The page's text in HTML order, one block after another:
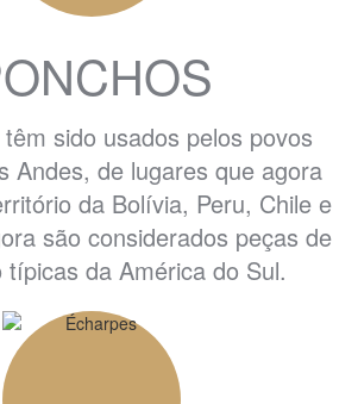
sido usados pelos povos
Andes, de lugares que agora
da Bolívia, Peru, Chile e
são considerados peças de
típicas da América do Sul.